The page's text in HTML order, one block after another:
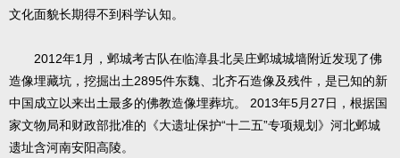
文化面貌长期得不到科学认知。
2012年1月，邺城考古队在临漳县北吴庄邺城城墙附近发现了佛
造像埋藏坑，挖掘出土2895件东魏、北齐石造像及残件，是已知的新
中国成立以来出土最多的佛教造像埋葬坑。 2013年5月27日，根据国
家文物局和财政部批准的《大遗址保护“十二五”专项规划》河北邺城
遗址含河南安阳高陵。